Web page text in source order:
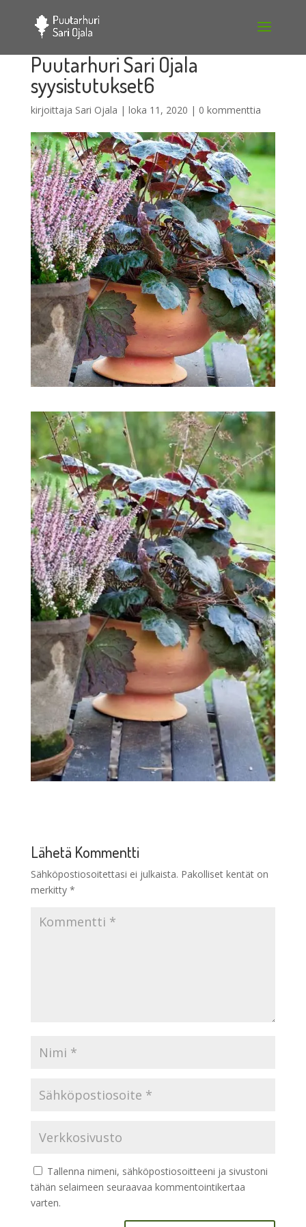
Puutarhuri Sari Ojala
syysistutukset6
kirjoittaja Sari Ojala | loka 11, 2020 | 0 kommenttia
Lähetä Kommentti
Sähköpostiosoitettasi ei julkaista. Pakolliset kentät on
merkitty *
Tallenna nimeni, sähköpostiosoitteeni ja sivustoni
tähän selaimeen seuraavaa kommentointikertaa
varten.